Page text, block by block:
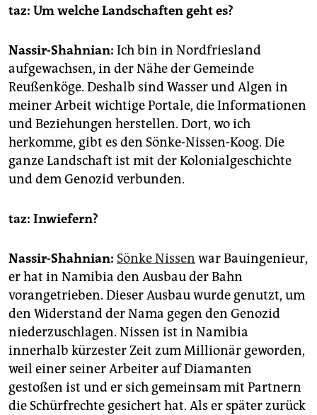
taz: Um welche Landschaften geht es?
Nassir-Shahnian: Ich bin in Nordfriesland
aufgewachsen, in der Nähe der Gemeinde
Reußenköge. Deshalb sind Wasser und Algen in
meiner Arbeit wichtige Portale, die Informationen
und Beziehungen herstellen. Dort, wo ich
herkomme, gibt es den Sönke-Nissen-Koog. Die
ganze Landschaft ist mit der Kolonialgeschichte
und dem Genozid verbunden.
taz: Inwiefern?
Nassir-Shahnian: Sönke Nissen war Bauingenieur,
er hat in Namibia den Ausbau der Bahn
vorangetrieben. Dieser Ausbau wurde genutzt, um
den Widerstand der Nama gegen den Genozid
niederzuschlagen. Nissen ist in Namibia
innerhalb kürzester Zeit zum Millionär geworden,
weil einer seiner Arbeiter auf Diamanten
gestoßen ist und er sich gemeinsam mit Partnern
die Schürfrechte gesichert hat. Als er später zurück